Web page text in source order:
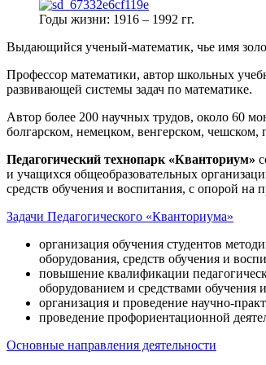
Годы жизни: 1916 – 1992 гг.
Выдающийся ученый-математик, чье имя
Профессор математики, автор школьных
развивающей системы задач по математике.
Автор более 200 научных трудов, около 60
болгарском, немецком, венгерском,
Педагогический технопарк «Кванториум»
и учащихся общеобразовательных
средств обучения и воспитания, с опорой на
Задачи Педагогического «Кванториума»
организация обучения студентов
оборудования, средств обучения и
повышение квалификации
оборудованием и средствами обучения
организация и проведение научно-
проведение профориентационной
Основные направления деятельности